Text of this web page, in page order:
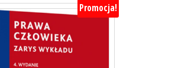
Promocja!